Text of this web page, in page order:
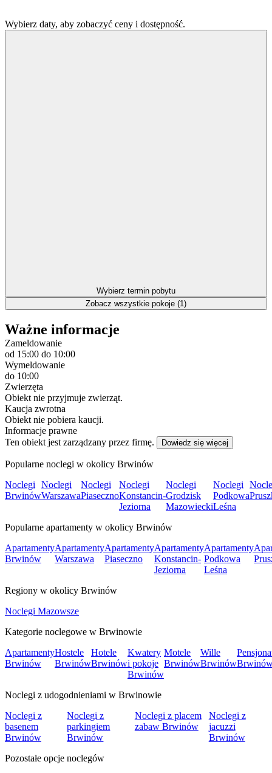
Wybierz daty, aby zobaczyć ceny i dostępność.
Wybierz termin pobytu
Zobacz wszystkie pokoje (1)
Ważne informacje
Zameldowanie
od 15:00 do 10:00
Wymeldowanie
do 10:00
Zwierzęta
Obiekt nie przyjmuje zwierząt.
Kaucja zwrotna
Obiekt nie pobiera kaucji.
Informacje prawne
Ten obiekt jest zarządzany przez firmę.
Dowiedz się więcej
Popularne noclegi w okolicy Brwinów
Noclegi
Brwinów
Noclegi
Warszawa
Noclegi
Piaseczno
Noclegi
Konstancin-
Jeziorna
Noclegi
Grodzisk
Mazowiecki
Noclegi
Podkowa
Leśna
Popularne apartamenty w okolicy Brwinów
Apartamenty
Brwinów
Apartamenty
Warszawa
Apartamenty
Piaseczno
Apartamenty
Konstancin-
Jeziorna
Apartamenty
Podkowa
Leśna
Regiony w okolicy Brwinów
Noclegi Mazowsze
Kategorie noclegowe w Brwinowie
Apartamenty
Brwinów
Hostele
Brwinów
Hotele
Brwinów
Kwatery
i pokoje
Brwinów
Motele
Brwinów
Wille
Brwinów
Noclegi z udogodnieniami w Brwinowie
Noclegi z
basenem
Brwinów
Noclegi z
parkingiem
Brwinów
Noclegi z placem
zabaw Brwinów
Noclegi z
jacuzzi
Brwinów
Pozostałe opcje noclegów